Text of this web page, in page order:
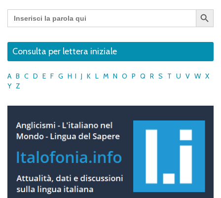
Search
for:
Search Button
Consulta per lettera iniziale
A B C D E F G H I J K L M N O P Q R S T U V W X
Y Z